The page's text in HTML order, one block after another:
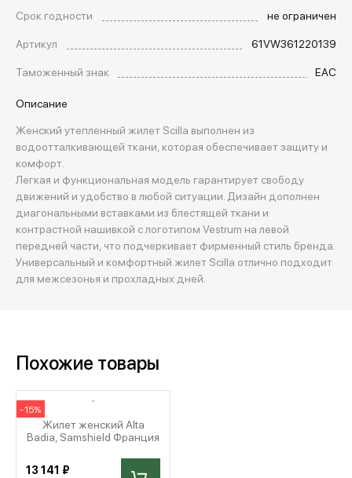
Срок годности
не ограничен
Артикул
61VW361220139
Таможенный знак
EAC
Описание
Женский утепленный жилет Scilla выполнен из
водоотталкивающей ткани, которая обеспечивает защиту и
комфорт.
Легкая и функциональная модель гарантирует свободу
движений и удобство в любой ситуации. Дизайн дополнен
диагональными вставками из блестящей ткани и
контрастной нашивкой с логотипом Vestrum на левой
передней части, что подчеркивает фирменный стиль бренда.
Универсальный и комфортный жилет Scilla отлично подходит
для межсезонья и прохладных дней.
Похожие товары
-15%
Жилет женский Alta
Badia, Samshield Франция
13 141 ₽